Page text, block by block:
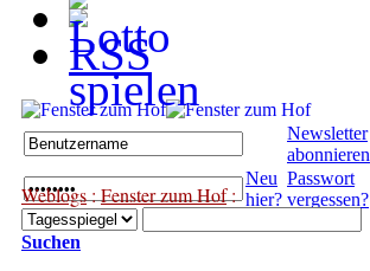
Newsletter
abonnieren
Neu
hier?
Passwort
vergessen?
Weblogs:Fenster zum Hof:
Suchen